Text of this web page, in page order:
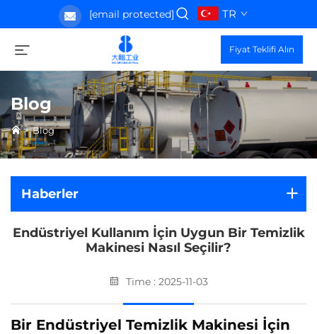
[email protected] TR
Fiyat Teklifi Alın
Blog
>Blog
Haberler
Endüstriyel Kullanım İçin Uygun Bir Temizlik
Makinesi Nasıl Seçilir?
Time : 2025-11-03
Bir Endüstriyel Temizlik Makinesi İçin